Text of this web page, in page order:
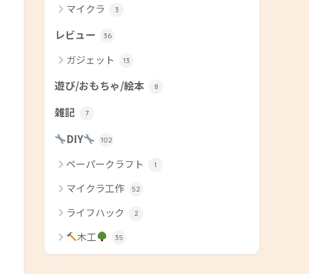
マイクラ 3
レビュー 36
ガジェット 13
遊び/おもちゃ/絵本 8
雑記 7
DIY 102
ペーパークラフト 1
マイクラ工作 52
ライフハック 2
木工 35